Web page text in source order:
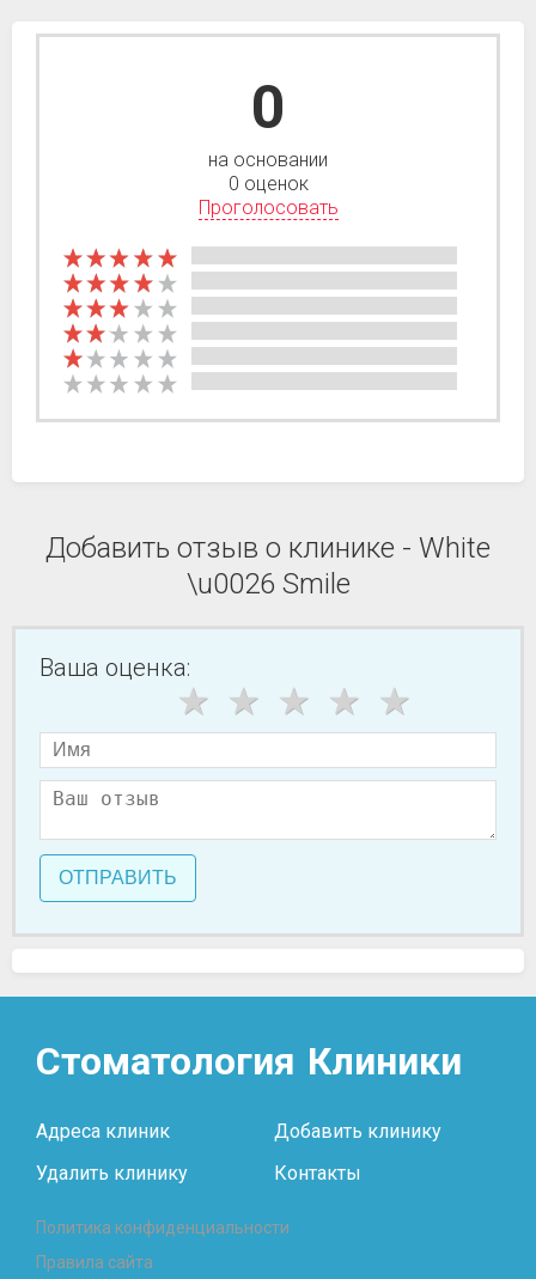
0
на основании
0 оценок
Проголосовать
Добавить отзыв о клинике - White
\u0026 Smile
Ваша оценка:
ОТПРАВИТЬ
Стоматология Клиники
Адреса клиник
Добавить клинику
Удалить клинику
Контакты
Политика конфиденциальности
Правила сайта